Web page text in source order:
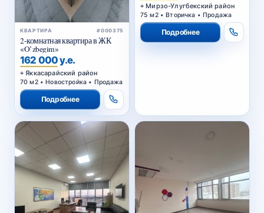
КВАРТИРА #000375
2-комнатная квартира в ЖК
«O’zbegim»
162 000 у.е.
Яккасарайский район
70 м2 • Новостройка • Продажа
Подробнее
Мирзо-Улугбекский район
75 м2 • Вторичка • Продажа
Подробнее